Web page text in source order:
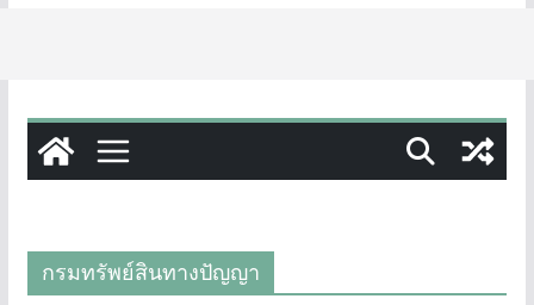
ศิลปะมีชีวิต หนุนเศรษฐกิจสร้างสรรค์
กรมทรัพย์สินทางปัญญา